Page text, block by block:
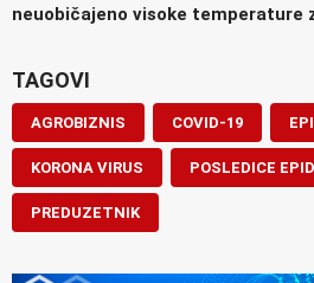
neuobičajeno visoke temperature
TAGOVI
AGROBIZNIS COVID-19
KORONA VIRUS POSLEDICE
PREDUZETNIK